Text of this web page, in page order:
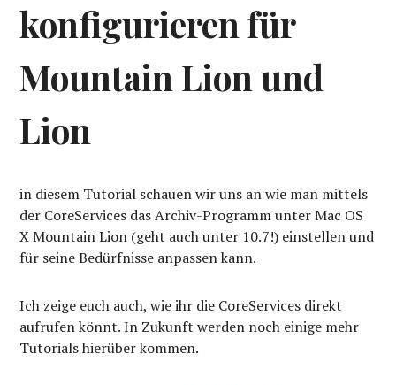
konfigurieren für
Mountain Lion und
Lion
in diesem Tutorial schauen wir uns an wie man mittels
der CoreServices das Archiv-Programm unter Mac OS
X Mountain Lion (geht auch unter 10.7!) einstellen und
für seine Bedürfnisse anpassen kann.
Ich zeige euch auch, wie ihr die CoreServices direkt
aufrufen könnt. In Zukunft werden noch einige mehr
Tutorials hierüber kommen.